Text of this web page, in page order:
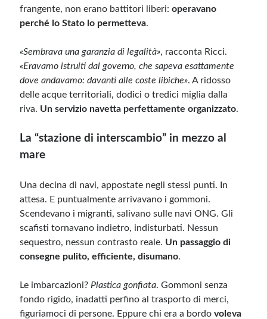
WordPress.org
frangente, non erano battitori liberi:operavano
perché lo Stato lo permetteva.
«Sembrava una garanzia di legalità», racconta Ricci.
«Eravamo istruiti dal governo, che sapeva esattamente
dove andavamo: davanti alle coste libiche». A ridosso
delle acque territoriali, dodici o tredici miglia dalla
riva. Un servizio navetta perfettamente organizzato.
La “stazione di interscambio” in mezzo al
mare
Una decina di navi, appostate negli stessi punti. In
attesa. E puntualmente arrivavano i gommoni.
Scendevano i migranti, salivano sulle navi ONG. Gli
scafisti tornavano indietro, indisturbati. Nessun
sequestro, nessun contrasto reale. Un passaggio di
consegne pulito, efficiente, disumano.
Le imbarcazioni? Plastica gonfiata. Gommoni senza
fondo rigido, inadatti perfino al trasporto di merci,
figuriamoci di persone. Eppure chi era a bordovoleva